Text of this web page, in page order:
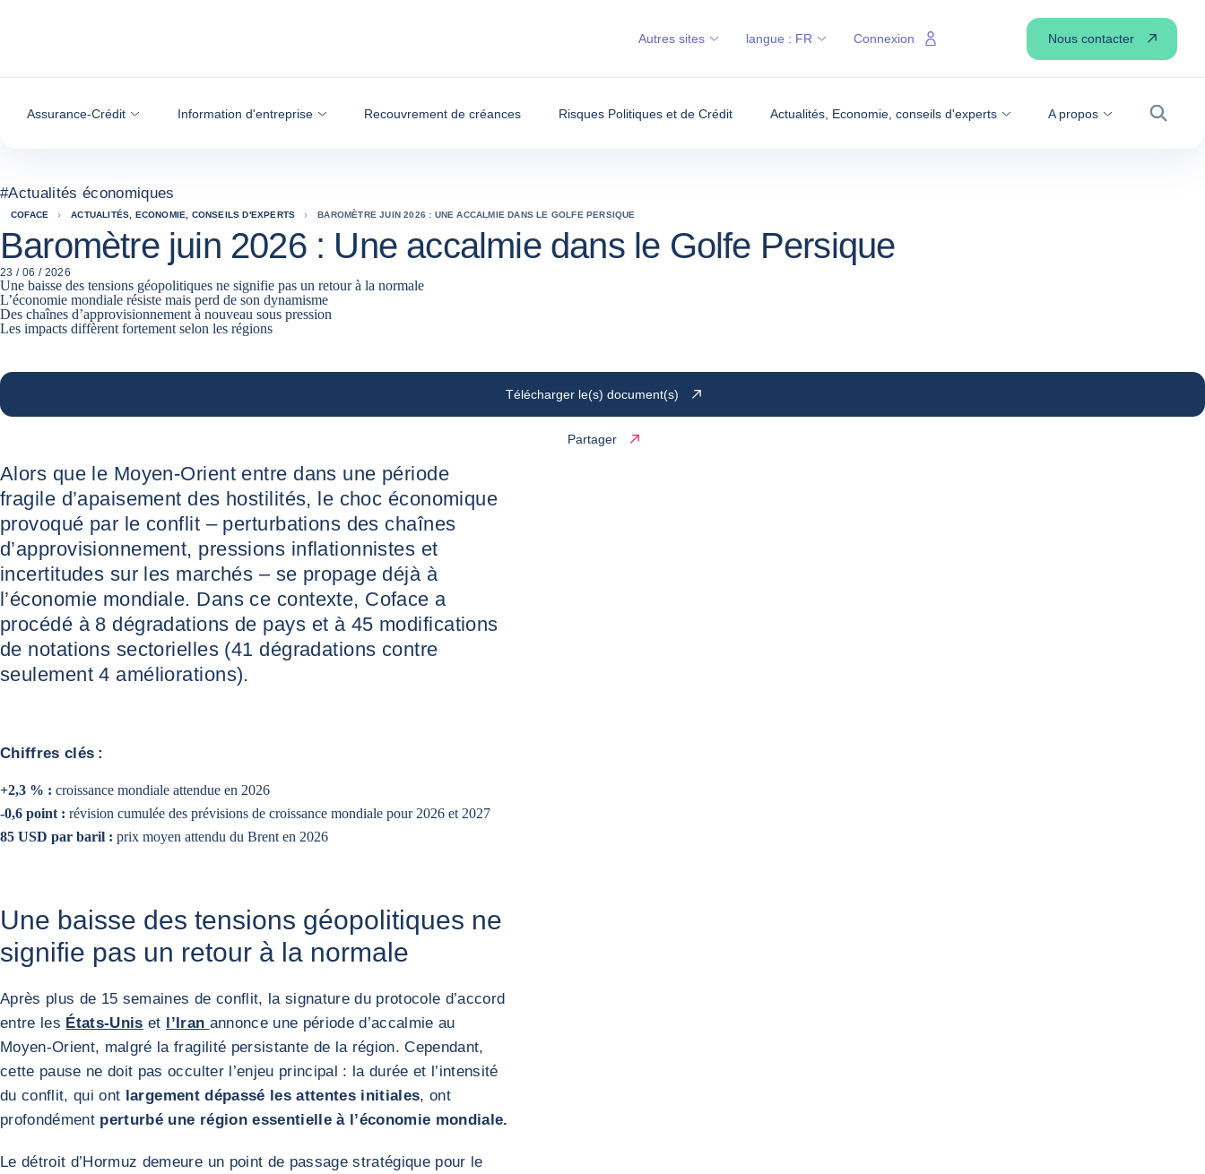
Assurance-Crédit Information d'entreprise Recouvrement de créances Risques Politiques et de Crédit Actualités, Economie, conseils d'experts A propos
Autres sites langue : FR Connexion Nous contacter
#Actualités économiques
COFACE ACTUALITÉS, ECONOMIE, CONSEILS D'EXPERTS BAROMÈTRE JUIN 2026 : UNE ACCALMIE DANS LE GOLFE PERSIQUE
Baromètre juin 2026 : Une accalmie dans le Golfe Persique
23 / 06 / 2026
Une baisse des tensions géopolitiques ne signifie pas un retour à la normale
L’économie mondiale résiste mais perd de son dynamisme
Des chaînes d’approvisionnement à nouveau sous pression
Les impacts diffèrent fortement selon les régions
Télécharger le(s) document(s)
Partager
Alors que le Moyen-Orient entre dans une période
fragile d’apaisement des hostilités, le choc économique
provoqué par le conflit – perturbations des chaînes
d’approvisionnement, pressions inflationnistes et
incertitudes sur les marchés – se propage déjà à
l’économie mondiale. Dans ce contexte, Coface a
procédé à 8 dégradations de pays et à 45 modifications
de notations sectorielles (41 dégradations contre
seulement 4 améliorations).
Chiffres clés :
+2,3 % : croissance mondiale attendue en 2026
-0,6 point : révision cumulée des prévisions de croissance mondiale pour 2026 et 2027
85 USD par baril : prix moyen attendu du Brent en 2026
Une baisse des tensions géopolitiques ne
signifie pas un retour à la normale
Après plus de 15 semaines de conflit, la signature du protocole d’accord
entre les États-Unis et l’Iran annonce une période d’accalmie au
Moyen-Orient, malgré la fragilité persistante de la région. Cependant,
cette pause ne doit pas occulter l’enjeu principal : la durée et l’intensité
du conflit, qui ont largement dépassé les attentes initiales, ont
profondément perturbé une région essentielle à l’économie mondiale.
Le détroit d’Hormuz demeure un point de passage stratégique pour le